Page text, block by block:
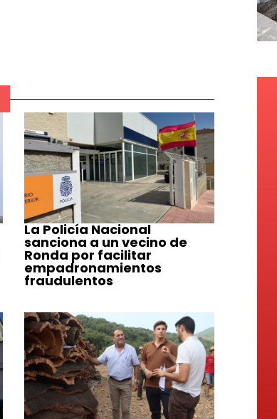
La Policía Nacional
sanciona a un vecino de
Ronda por facilitar
empadronamientos
fraudulentos